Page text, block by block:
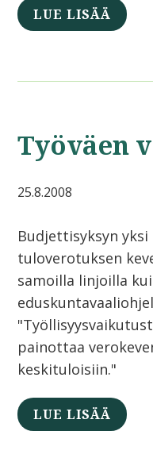
LUE LISÄÄ
Työväen
25.8.2008
Budjettisyksyn
tuloverotuksen
samoilla linjoilla
painottaa
keskituloisiin."
LUE LISÄÄ